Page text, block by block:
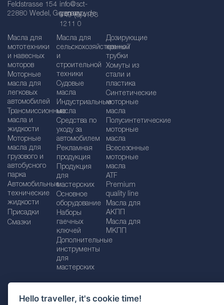
Hello traveller, it's cookie time!
Feldstrasse 154
22880 Wedel, Germany
info@sct-
germany.de
+49 (0)4103
1211 0
Масла для
мототехники
и навесных
моторов
Моторные
масла для
легковых
автомобилей
Трансмиссионные
масла и
жидкости
Моторные
масла для
грузового и
автобусного
парка
Автомобильные
технические
жидкости
Присадки
Смазки
Масла для
сельскохозяйственной
и
строительной
техники
Судовые
масла
Индустриальные
масла
Средства по
уходу за
автомобилем
Рекламная
продукция
Продукция
для
мастерских
Основное
оборудование
Наборы
гаечных
ключей
Дополнительные
инструменты
для
мастерских
Дозирующие
краны /
трубки
Хомуты из
стали и
пластика
Синтетические
моторные
масла
Полусинтетические
моторные
масла
Bсесезонные
моторные
масла
ATF
Premium
quality line
Масла для
АКПП
Масла для
МКПП